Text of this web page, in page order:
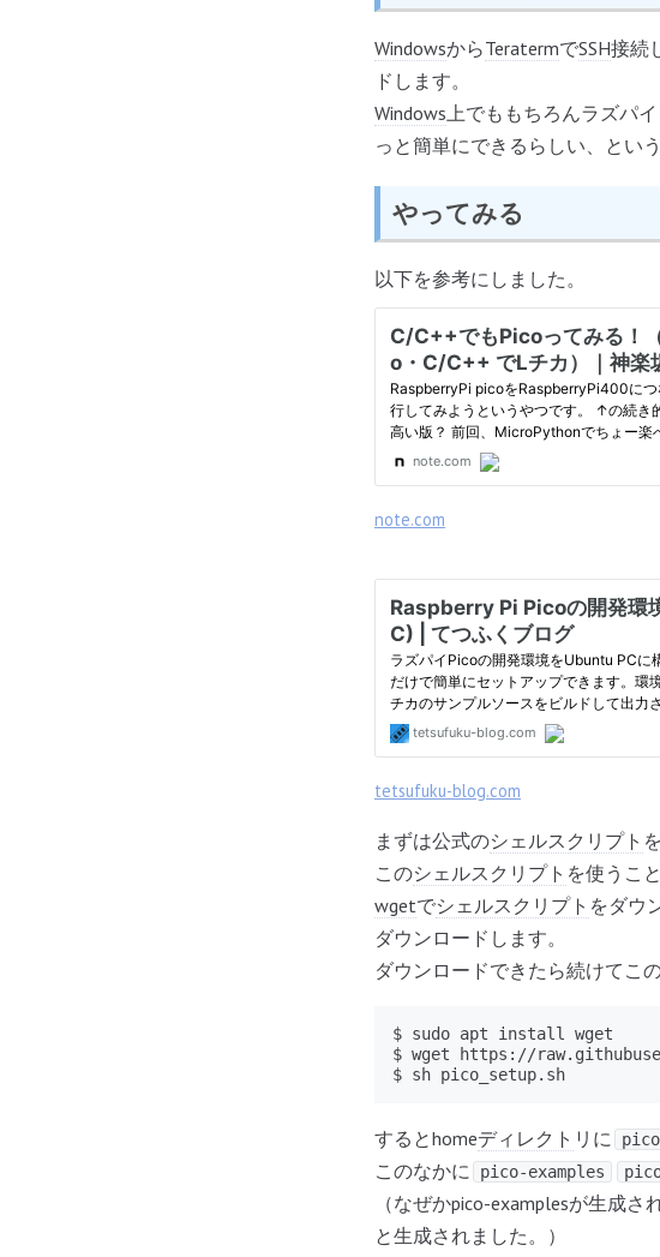
WindowsからTeratermでSSH接続
ドします。
Windows 上でももちろんラズパ
っと簡単にできるらしい、とい
やってみる
以下を参考にしました。
note.com
tetsufuku-blog.com
まずは公式のシェルスクリプト
このシェルスクリプト を使うこ
wgetでシェルスクリプト をダウ
ダウンロードします。
ダウンロードできたら続けてこ
$ sudo apt install wget
$ wget https://
$ sh pico_setup.sh
するとhomeディレクト リに pico
このなかに
pico-examples
（なぜかpico-examplesが生成
と生成されました。）